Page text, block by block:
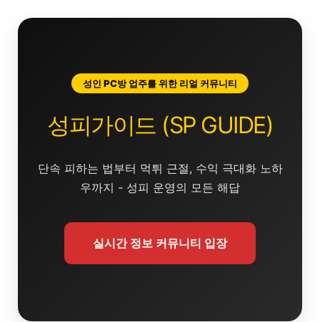
성인 PC방 업주를 위한 리얼 커뮤니티
성피가이드 (SP GUIDE)
단속 피하는 법부터 먹튀 근절, 수익 극대화 노하
우까지 - 성피 운영의 모든 해답
실시간 정보 커뮤니티 입장